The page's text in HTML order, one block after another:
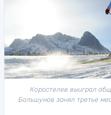
Коростелев выиграл
Большунов занял третье